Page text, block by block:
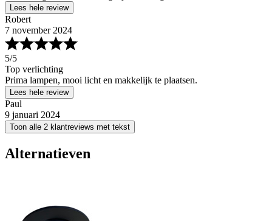
Lees hele review
Robert
7 november 2024
5/5
Top verlichting
Prima lampen, mooi licht en makkelijk te plaatsen.
Lees hele review
Paul
9 januari 2024
Toon alle 2 klantreviews met tekst
Alternatieven